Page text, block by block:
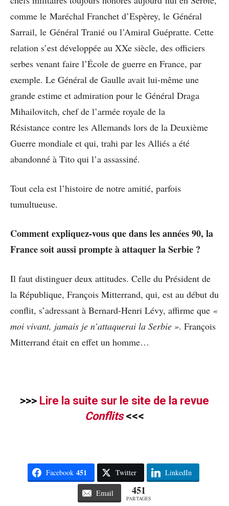
comme le Maréchal Franchet d’Espèrey, le Général
Sarrail, le Général Tranié ou l’Amiral Guépratte. Cette
relation s’est développée au XXe siècle, des officiers
serbes venant faire l’École de guerre en France, par
exemple. Le Général de Gaulle avait lui-même une
grande estime et admiration pour le Général Draga
Mihailovitch, chef de l’armée royale de la
Résistance contre les Allemands lors de la Deuxième
Guerre mondiale et qui, trahi par les Alliés a été
abandonné à Tito qui l’a assassiné.
Tout cela est l’histoire de notre amitié, parfois
tumultueuse.
Comment expliquez-vous que dans les années 90, la
France soit aussi prompte à attaquer la Serbie ?
Il faut distinguer deux attitudes. Celle du Président de
la République, François Mitterrand, qui, est au début du
conflit, s’adressant à Bernard-Henri Lévy, affirme que «
moi vivant, jamais je n’attaquerai la Serbie ». François
Mitterrand était en effet un homme…
>>> Lire la suite sur le site de la revue
Conflits<<<
Facebook 451 Twitter LinkedIn
Email 451
PARTAGES